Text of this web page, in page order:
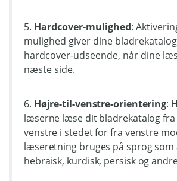
5. Hardcover-mulighed:
mulighed giver dine
hardcover-udseende, når dine
næste side.
6. Højre-til-venstre-orientering:
læserne læse dit bladrekatalog
venstre i stedet for fra venstre
læseretning bruges på sprog som
hebraisk, kurdisk, persisk og